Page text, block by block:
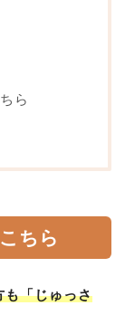
ら
ちら
も「じゅっさ